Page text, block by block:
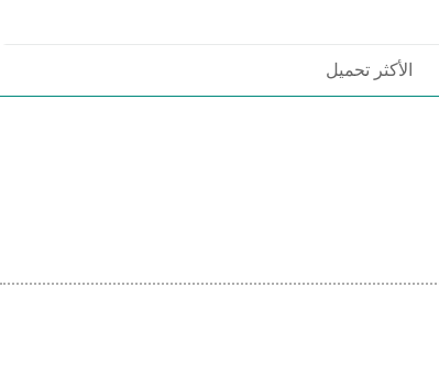
الأكثر تحميل